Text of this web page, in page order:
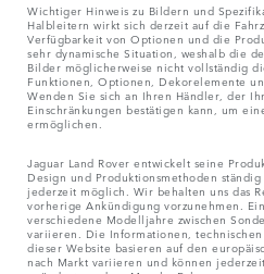
Wichtiger Hinweis zu Bildern und
Halbleitern wirkt sich derzeit auf die
Verfügbarkeit von Optionen und die
sehr dynamische Situation, weshalb die
Bilder möglicherweise nicht vollständig
Funktionen, Optionen, Dekorelemente
Wenden Sie sich an Ihren Händler, der
Einschränkungen bestätigen kann, um
ermöglichen.
Jaguar Land Rover entwickelt seine
Design und Produktionsmethoden
jederzeit möglich. Wir behalten uns das
vorherige Ankündigung vorzunehmen.
verschiedene Modelljahre zwischen
variieren. Die Informationen,
dieser Website basieren auf den
nach Markt variieren und können